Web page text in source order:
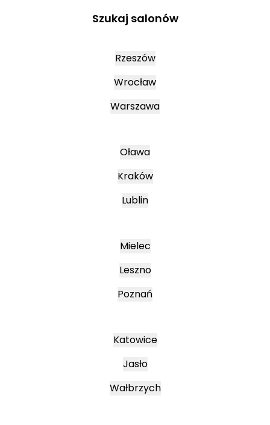
Szukaj salonów
Rzeszów
Wrocław
Warszawa
Oława
Kraków
Lublin
Mielec
Leszno
Poznań
Katowice
Jasło
Wałbrzych